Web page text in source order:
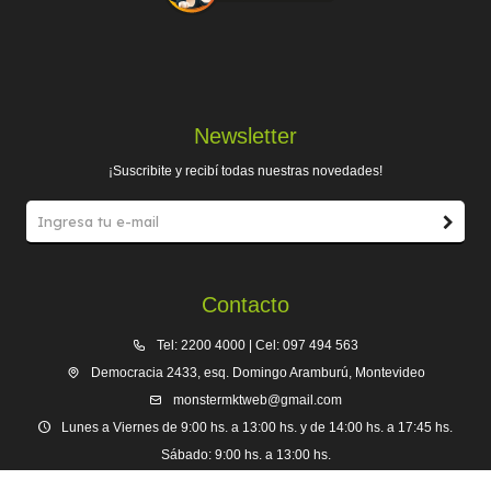
Contacto
Tel: 2200 4000 | Cel: 097 494 563
Democracia 2433, esq. Domingo Aramburú, Montevideo
monstermktweb@gmail.com
Lunes a Viernes de 9:00 hs. a 13:00 hs. y de 14:00 hs. a 17:45 hs.
Sábado: 9:00 hs. a 13:00 hs.
Newsletter
¡Suscribite y recibí todas nuestras novedades!